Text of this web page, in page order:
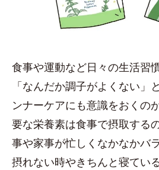
食事や運動など日々の生活習
「なんだか調子がよくない」
ンナーケアにも意識をおくの
要な栄養素は食事で摂取する
事や家事が忙しくなかなかバ
摂れない時やきちんと寝てい